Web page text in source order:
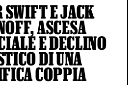
SWIFT E JACK
ASCESA
E DECLINO
DI UNA
COPPIA